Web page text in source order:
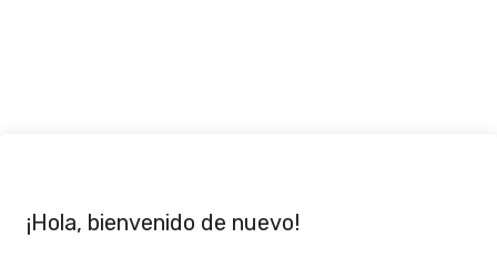
¡Hola, bienvenido de nuevo!